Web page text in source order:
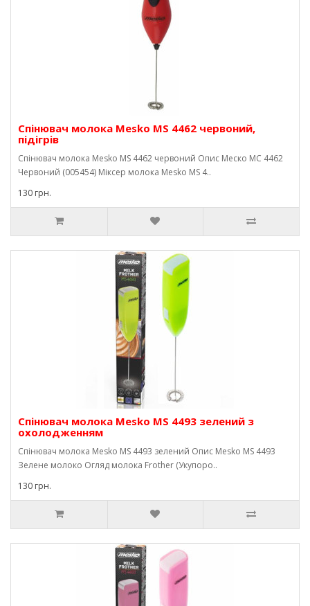
Спінювач молока Mesko MS 4462 червоний,
підігрів
Спінювач молока Mesko MS 4462 червоний Опис Меско МС 4462
Червоний (005454) Міксер молока Mesko MS 4..
130 грн.
Спінювач молока Mesko MS 4493 зелений з
охолодженням
Спінювач молока Mesko MS 4493 зелений Опис Mesko MS 4493
Зелене молоко Огляд молока Frother (Укупоро..
130 грн.